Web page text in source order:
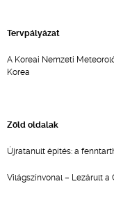
Tervpályázat
A Koreai Nemzeti
Korea
Zöld oldalak
Újratanult építés: a
Világszínvonal – Lezárult a